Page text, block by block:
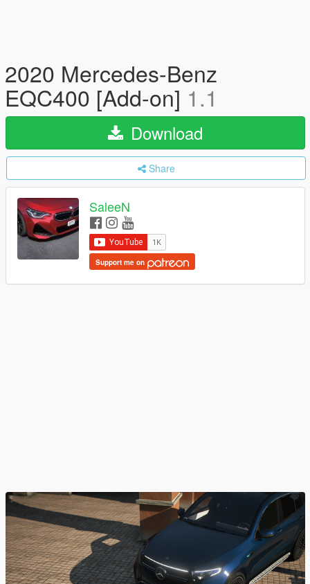
2020 Mercedes-Benz
EQC400 [Add-on] 1.1
Download
Share
SaleeN
Support me on